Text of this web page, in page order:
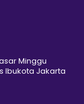
Minggu
Ibukota Jakarta